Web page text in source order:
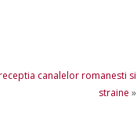
canalelor romanesti si
straine »